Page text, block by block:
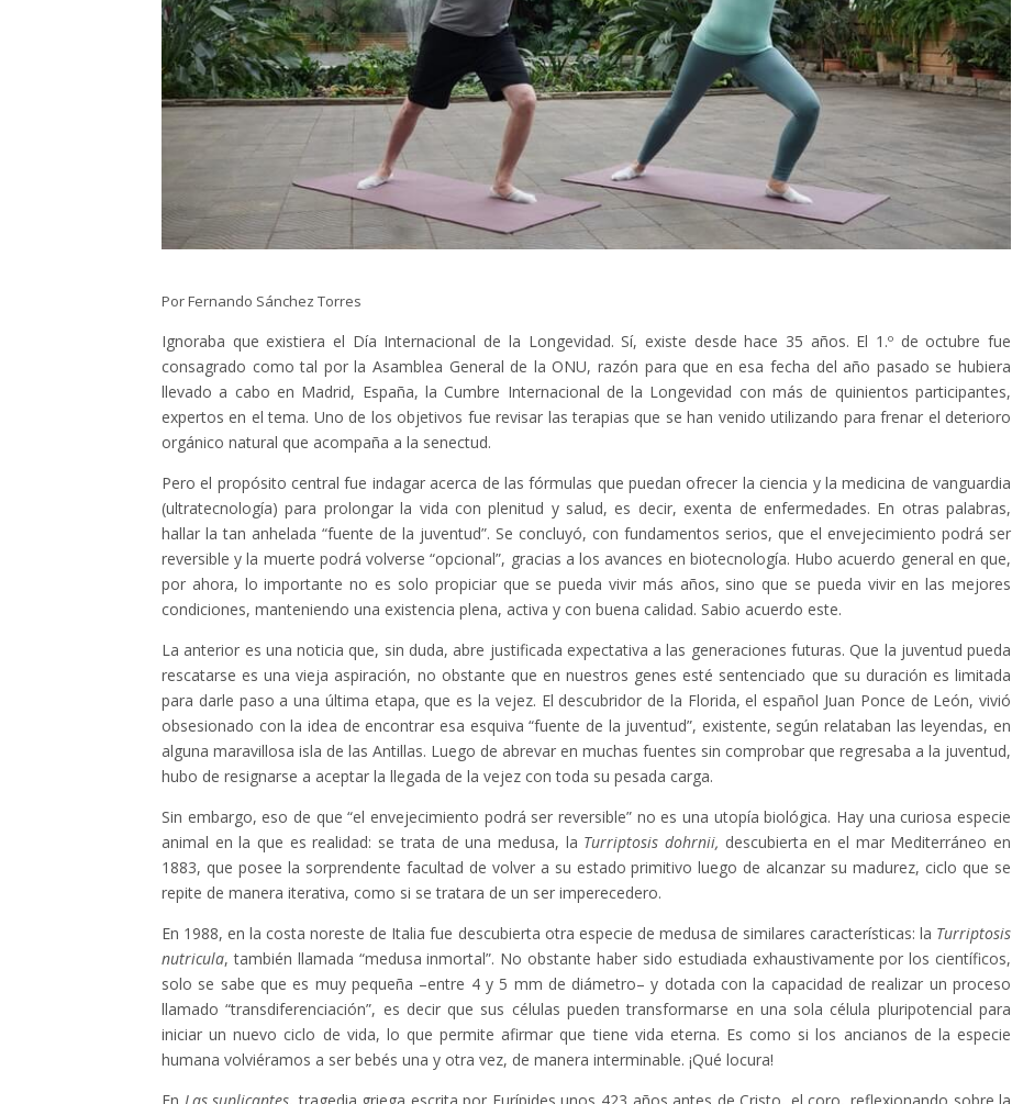
Por Fernando Sánchez Torres
Ignoraba que existiera el Día Internacional de la Longevidad. Sí, existe desde hace 35 años. El 1.º de octubre fue
consagrado como tal por la Asamblea General de la ONU, razón para que en esa fecha del año pasado se hubiera
llevado a cabo en Madrid, España, la Cumbre Internacional de la Longevidad con más de quinientos participantes,
expertos en el tema. Uno de los objetivos fue revisar las terapias que se han venido utilizando para frenar el deterioro
orgánico natural que acompaña a la senectud.
Pero el propósito central fue indagar acerca de las fórmulas que puedan ofrecer la ciencia y la medicina de vanguardia
(ultratecnología) para prolongar la vida con plenitud y salud, es decir, exenta de enfermedades. En otras palabras,
hallar la tan anhelada “fuente de la juventud”. Se concluyó, con fundamentos serios, que el envejecimiento podrá ser
reversible y la muerte podrá volverse “opcional”, gracias a los avances en biotecnología. Hubo acuerdo general en que,
por ahora, lo importante no es solo propiciar que se pueda vivir más años, sino que se pueda vivir en las mejores
condiciones, manteniendo una existencia plena, activa y con buena calidad. Sabio acuerdo este.
La anterior es una noticia que, sin duda, abre justificada expectativa a las generaciones futuras. Que la juventud pueda
rescatarse es una vieja aspiración, no obstante que en nuestros genes esté sentenciado que su duración es limitada
para darle paso a una última etapa, que es la vejez. El descubridor de la Florida, el español Juan Ponce de León, vivió
obsesionado con la idea de encontrar esa esquiva “fuente de la juventud”, existente, según relataban las leyendas, en
alguna maravillosa isla de las Antillas. Luego de abrevar en muchas fuentes sin comprobar que regresaba a la juventud,
hubo de resignarse a aceptar la llegada de la vejez con toda su pesada carga.
Sin embargo, eso de que “el envejecimiento podrá ser reversible” no es una utopía biológica. Hay una curiosa especie
animal en la que es realidad: se trata de una medusa, la Turriptosis dohrnii, descubierta en el mar Mediterráneo en
1883, que posee la sorprendente facultad de volver a su estado primitivo luego de alcanzar su madurez, ciclo que se
repite de manera iterativa, como si se tratara de un ser imperecedero.
En 1988, en la costa noreste de Italia fue descubierta otra especie de medusa de similares características: la Turriptosis
nutricula, también llamada “medusa inmortal”. No obstante haber sido estudiada exhaustivamente por los científicos,
solo se sabe que es muy pequeña –entre 4 y 5 mm de diámetro– y dotada con la capacidad de realizar un proceso
llamado “transdiferenciación”, es decir que sus células pueden transformarse en una sola célula pluripotencial para
iniciar un nuevo ciclo de vida, lo que permite afirmar que tiene vida eterna. Es como si los ancianos de la especie
humana volviéramos a ser bebés una y otra vez, de manera interminable. ¡Qué locura!